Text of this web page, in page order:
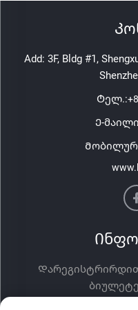
Add: 3F, Bldg #1,
Ტელ.:
Ე-